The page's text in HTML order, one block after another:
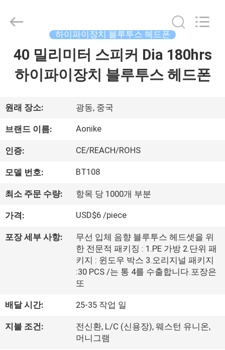
집
품
우
리
하
여
장
여
2020
Electronics
Co,ltd.
Reserved.
하이파이장치 블루투스 헤드폰
40 밀리미터 스피커 Dia 180hrs
하이파이장치 블루투스 헤드폰
원래 장소: 광동, 중국
브랜드 이름: Aonike
인증: CE/REACH/ROHS
모델 번호: BT108
최소 주문 수량: 항목 당 1000개 부분
가격: USD$6 /piece
포장 세부 사항:
무선 입체 음향 블루투스 헤드셋을 위
한 전문적 패키징 : 1.PE 가방 2.단위 패
키지 : 윈도우 박스 3.오리지널 패키지
:30 PCS /는 통 4를 수출합니다.포장은
또
배달 시간: 25-35 작업 일
지불 조건:
전신환, L/C (신용장), 웨스턴 유니온,
머니그램